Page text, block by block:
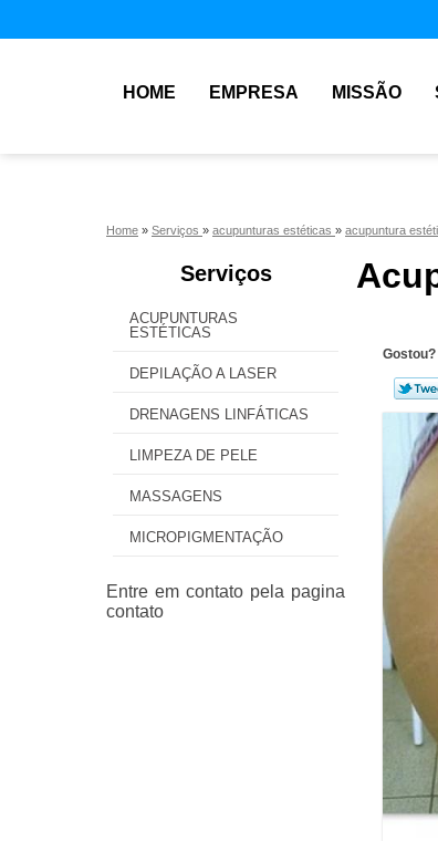
HOME EMPRESA MISSÃO
Home » Serviços » acupunturas estéticas » acupuntura
Serviços
ACUPUNTURAS
ESTÉTICAS
DEPILAÇÃO A LASER
DRENAGENS LINFÁTICAS
LIMPEZA DE PELE
MASSAGENS
MICROPIGMENTAÇÃO